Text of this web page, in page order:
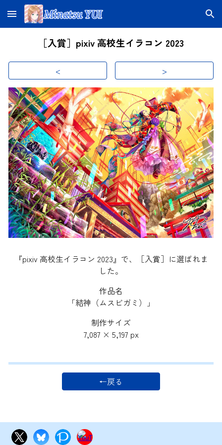
Skip to main content Skip to navigation
［入賞］pixiv 高校生イラコン 2023
< >
『pixiv 高校生イラコン 2023』で、［入賞］ に選ばれま
した。
作品名
「結神（ムスビガミ）」
制作サイズ
7,087 × 5,197 px
←戻る